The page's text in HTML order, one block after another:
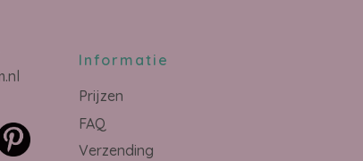
Informatie
Prijzen
FAQ
Verzending